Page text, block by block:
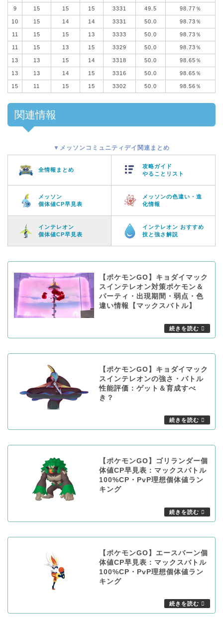
9 15 15 15 3331 49.5 98.77％
10 15 14 14 3331 50.0 98.73％
11 15 15 13 3333 50.0 98.73％
11 15 13 15 3329 50.0 98.73％
13 13 15 14 3318 50.0 98.65％
13 13 14 15 3316 50.0 98.65％
15 11 15 15 3302 50.0 98.56％
関連情報
▼メッソンコミュニティデイ関連まとめ
全情報まとめ
攻略ガイド
やることリスト
メッソン
個体値CP早見表
メッソンの色違い・進
化情報
インテレオン
個体値CP早見表
インテレオン おすすめ
技と強さ解説
【ポケモンGO】キョダイマック
スインテレオン対策ポケモン＆
パーティ・出現期間・弱点・色
違い情報【マックスバトル】
【ポケモンGO】キョダイマック
スインテレオンの強さ・バトル
性能評価：ゲット＆育成すべ
き？
【ポケモンGO】ゴリランダー個
体値CP早見表：マックスバトル
100%CP・PvP理想個体値ラン
キング
【ポケモンGO】エースバーン個
体値CP早見表：マックスバトル
100%CP・PvP理想個体値ラン
キング